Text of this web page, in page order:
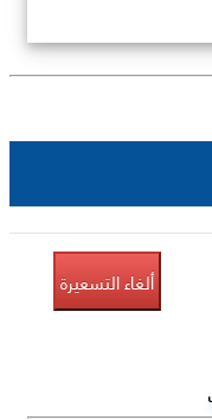
ألغاء التسعيرة